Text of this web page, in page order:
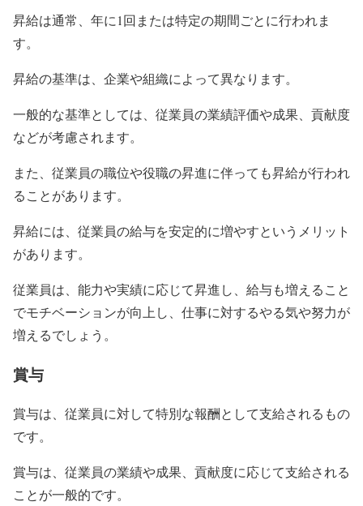
昇給は通常、年に1回または特定の期間ごとに行われま
す。
昇給の基準は、企業や組織によって異なります。
一般的な基準としては、従業員の業績評価や成果、貢献度
などが考慮されます。
また、従業員の職位や役職の昇進に伴っても昇給が行われ
ることがあります。
昇給には、従業員の給与を安定的に増やすというメリット
があります。
従業員は、能力や実績に応じて昇進し、給与も増えること
でモチベーションが向上し、仕事に対するやる気や努力が
増えるでしょう。
賞与
賞与は、従業員に対して特別な報酬として支給されるもの
です。
賞与は、従業員の業績や成果、貢献度に応じて支給される
ことが一般的です。